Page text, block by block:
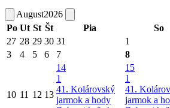
August2026
Po Ut St Št Pia So
27 28 29 30 31 1
3
4 5 6 7 8
10 11 12 13
14
1
41. Kolárovský
jarmok a hody
15
1
41.
jarmok a